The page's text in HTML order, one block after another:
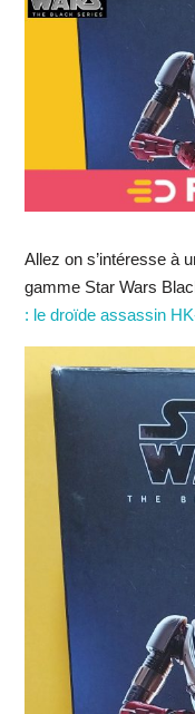
Allez on s’intéresse à
gamme Star Wars
: le droïde assassin